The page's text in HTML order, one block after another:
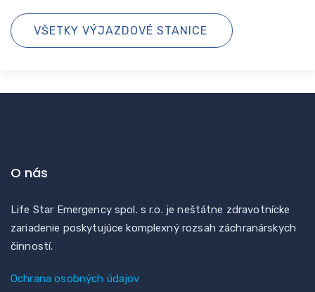
VŠETKY VÝJAZDOVÉ STANICE
O nás
Life Star Emergency spol. s r.o. je neštátne zdravotnícke
zariadenie poskytujúce komplexný rozsah záchranárskych
činností.
Ochrana osobných údajov